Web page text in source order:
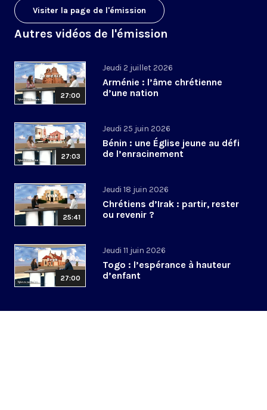
Visiter la page de l'émission
Autres vidéos de l'émission
27:00
Jeudi 2 juillet 2026
Arménie : l’âme chrétienne
d’une nation
27:03
Jeudi 25 juin 2026
Bénin : une Église jeune au défi
de l’enracinement
25:41
Jeudi 18 juin 2026
Chrétiens d’Irak : partir, rester
ou revenir ?
27:00
Jeudi 11 juin 2026
Togo : l’espérance à hauteur
d’enfant